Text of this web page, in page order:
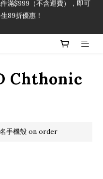
滿$999（不含運費），即可
89折優惠！
入購物車查看更多折扣！
89折優惠！
Chthonic
手機殼 on order